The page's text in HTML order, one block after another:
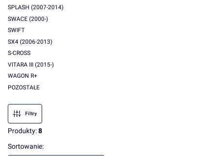
SPLASH (2007-2014)
SWACE (2000-)
SWIFT
SX4 (2006-2013)
S-CROSS
VITARA III (2015-)
WAGON R+
POZOSTAŁE
Filtry
Produkty:8
Lista produktów
Sortowanie: